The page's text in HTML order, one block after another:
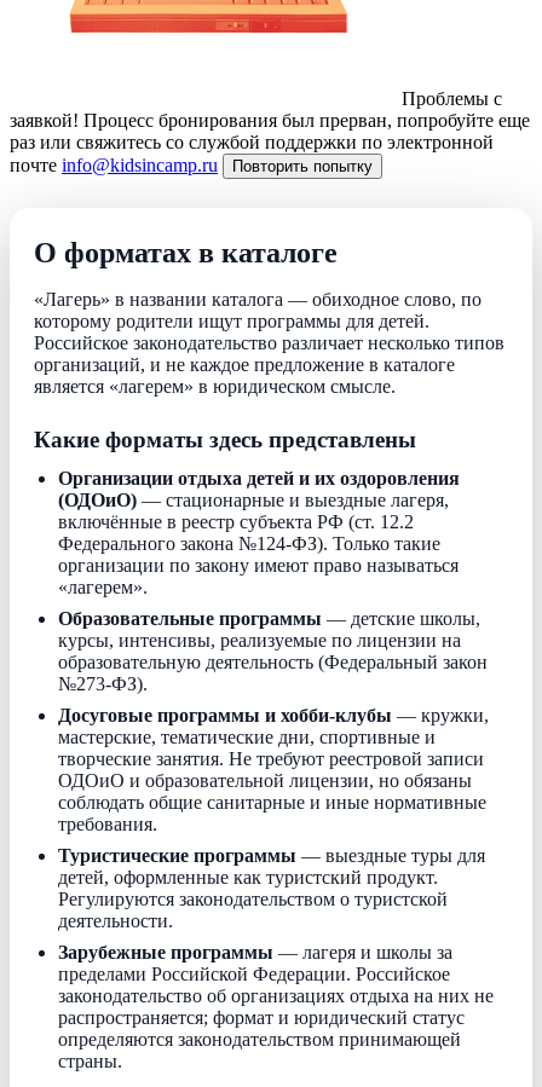
Проблемы с
заявкой! Процесс бронирования был прерван, попробуйте еще
раз или свяжитесь со службой поддержки по электронной
почте info@kidsincamp.ru Повторить попытку
О форматах в каталоге
«Лагерь» в названии каталога — обиходное слово, по
которому родители ищут программы для детей.
Российское законодательство различает несколько типов
организаций, и не каждое предложение в каталоге
является «лагерем» в юридическом смысле.
Какие форматы здесь представлены
Организации отдыха детей и их оздоровления
(ОДОиО) — стационарные и выездные лагеря,
включённые в реестр субъекта РФ (ст. 12.2
Федерального закона №124-ФЗ). Только такие
организации по закону имеют право называться
«лагерем».
Образовательные программы — детские школы,
курсы, интенсивы, реализуемые по лицензии на
образовательную деятельность (Федеральный закон
№273-ФЗ).
Досуговые программы и хобби-клубы — кружки,
мастерские, тематические дни, спортивные и
творческие занятия. Не требуют реестровой записи
ОДОиО и образовательной лицензии, но обязаны
соблюдать общие санитарные и иные нормативные
требования.
Туристические программы — выездные туры для
детей, оформленные как туристский продукт.
Регулируются законодательством о туристской
деятельности.
Зарубежные программы — лагеря и школы за
пределами Российской Федерации. Российское
законодательство об организациях отдыха на них не
распространяется; формат и юридический статус
определяются законодательством принимающей
страны.